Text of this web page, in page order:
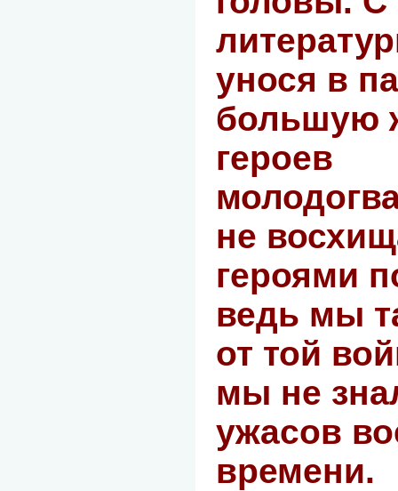
унося в
большую
героев
не
героями
ведь мы
от той
мы не
ужасов
времени.